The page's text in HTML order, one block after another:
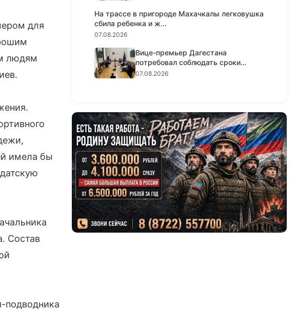
для
людям
имела бы
Состав
подводника
На трассе в пригороде Махачкалы легковушка
сбила ребенка и ж...
07.08.2026
Вице-премьер Дагестана
потребовал соблюдать сроки
реализации...
07.08.2026